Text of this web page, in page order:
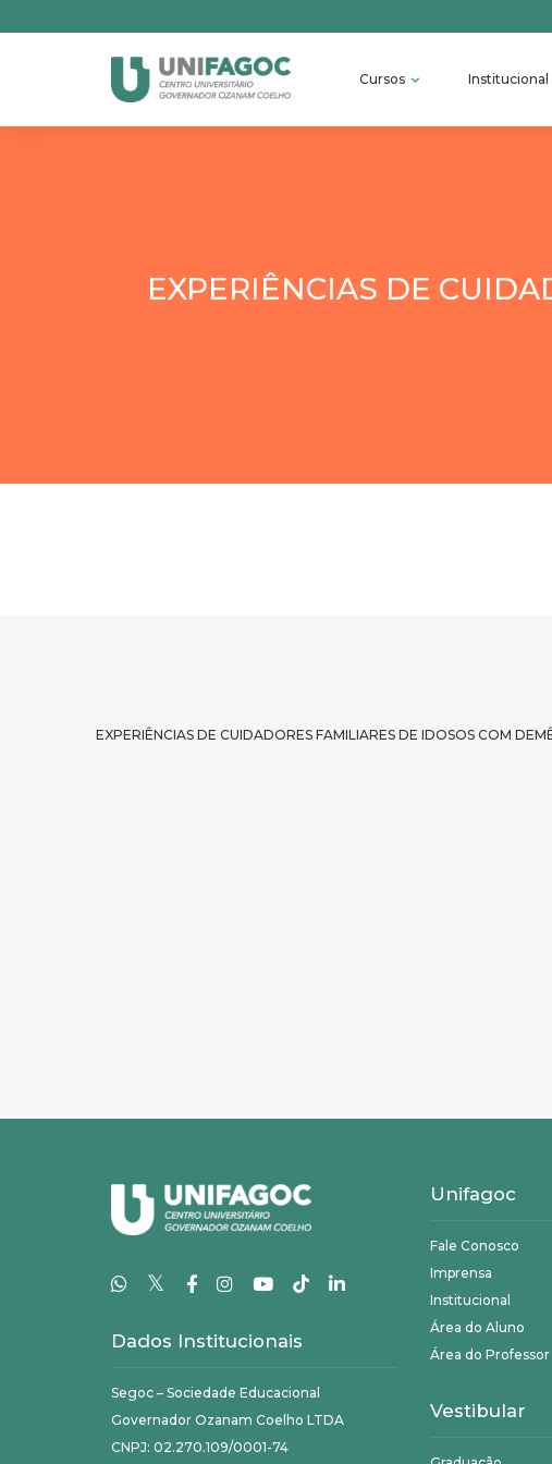
Cursos Institucional
EXPERIÊNCIAS DE
EXPERIÊNCIAS DE CUIDADORES FAMILIARES DE IDOSOS COM
𝕏
Dados Institucionais
Segoc – Sociedade Educacional
Governador Ozanam Coelho LTDA
CNPJ: 02.270.109/0001-74
Unifagoc
Fale Conosco
Imprensa
Institucional
Área do Aluno
Área do Professor
Vestibular